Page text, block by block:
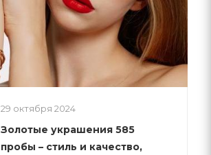
29 октября 2024
Золотые украшения 585
пробы – стиль и качество,